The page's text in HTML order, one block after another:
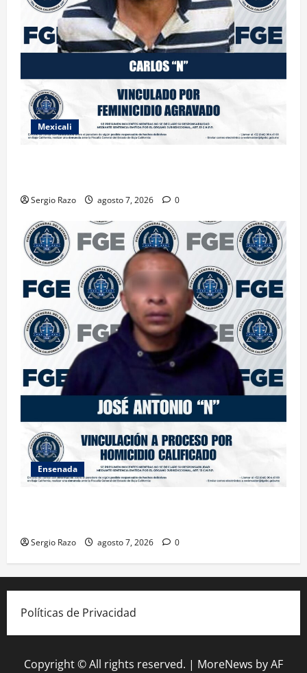
Mexicali
Sergio Razo agosto 7, 2026 0
Ensenada
Sergio Razo agosto 7, 2026 0
Políticas de Privacidad
Copyright © All rights reserved. | MoreNews by AF